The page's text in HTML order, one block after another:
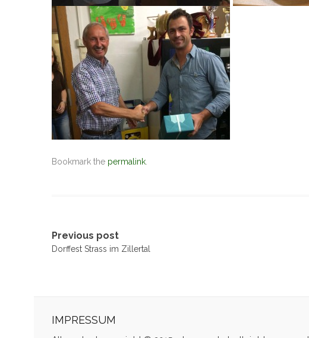
Bookmark the permalink
Post
navigation
Previous post
Dorffest Strass im Zillertal
IMPRESSUM